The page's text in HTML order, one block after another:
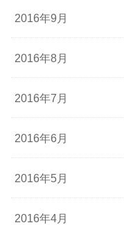
2016年9月
2016年8月
2016年7月
2016年6月
2016年5月
2016年4月